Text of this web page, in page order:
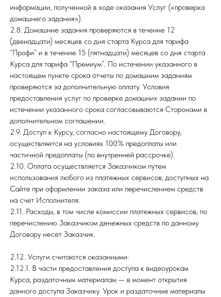
информации, полученной в ходе оказания Услуг («проверка
домашнего задания»).
2.8. Домашние задания проверяются в течение 12
(двенадцати) месяцев со дня старта Курса для тарифа
“Профи” и в течение 15 (пятнадцати) месяцев со дня старта
Курса для тарифа “Премиум”. По истечении указанного в
настоящем пункте срока отчеты по домашним заданиям
проверяются за дополнительную оплату. Условия
предоставления услуг по проверке домашних задании по
истечении указанного срока согласовываются Сторонами в
дополнительном соглашении.
2.9. Доступ к Курсу, согласно настоящему Договору,
осуществляется на условиях 100% предоплаты или
частичной предоплаты (по внутренней рассрочке).
2.10. Оплата осуществляется Заказчиком путем
использования любого из платежных сервисов, доступных на
Сайте при оформлении заказа или перечислением средств
на счет Исполнителя.
2.11. Расходы, в том числе комиссии платежных сервисов, по
перечислению Заказчиком денежных средств по данному
Договору несет Заказчик.
2.12. Услуги считаются оказанными:
2.12.1. В части предоставления доступа к видеоурокам
Курса, раздаточным материалам — в момент открытия
данного доступа Заказчику. Урок и раздаточные материалы